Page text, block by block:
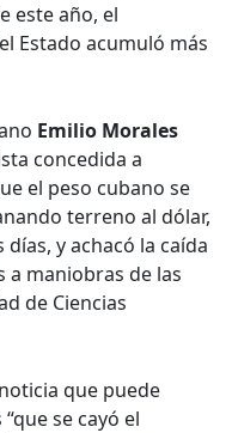
este año, el
Estado acumuló más
Emilio Morales
concedida a
el peso cubano se
terreno al dólar,
y achacó la caída
a maniobras de las
de Ciencias
que puede
se cayó el